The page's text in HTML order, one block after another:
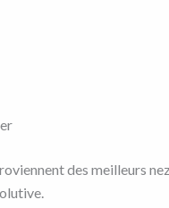
des meilleurs